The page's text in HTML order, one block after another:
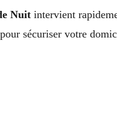
Nuit intervient
pour sécuriser votre